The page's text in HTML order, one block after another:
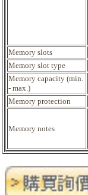
Memory slots
Memory slot type
Memory capacity (min.
- max.)
Memory protection
Memory notes